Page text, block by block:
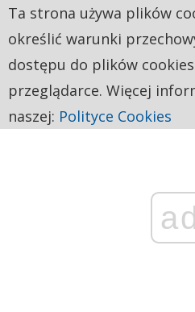
Ta strona używa plików
określić warunki
dostępu do plików
przeglądarce. Więcej
naszej: Polityce Cookies